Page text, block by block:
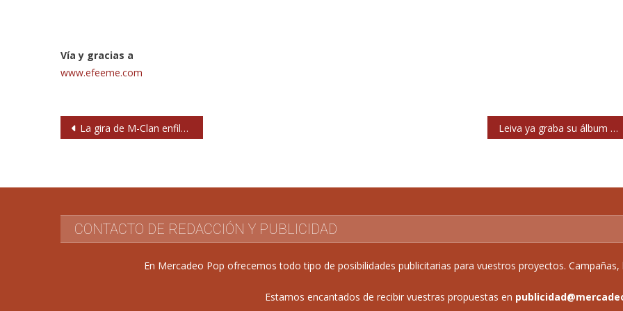
Vía y gracias a
www.efeeme.com
Navegación
La gira de M-Clan enfila su recta final Leiva ya graba su álbum en solitario al margen de Pereza
CONTACTO DE REDACCIÓN Y PUBLICIDAD
En Mercadeo Pop ofrecemos todo tipo de posibilidades publicitarias para vuestros proyectos. Campañas,
Estamos encantados de recibir vuestras propuestas en